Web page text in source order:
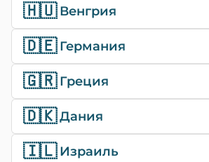
🇭🇺 Венгрия
🇩🇪 Германия
🇬🇷 Греция
🇩🇰Дания
🇮🇱 Израиль